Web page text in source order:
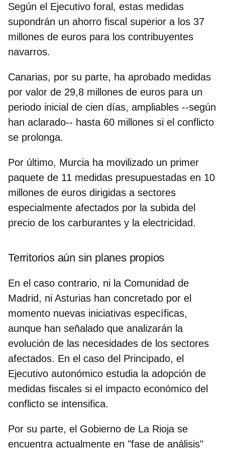
Según el Ejecutivo foral, estas medidas
supondrán un ahorro fiscal superior a los 37
millones de euros para los contribuyentes
navarros.
Canarias, por su parte, ha aprobado medidas
por valor de 29,8 millones de euros para un
periodo inicial de cien días, ampliables --según
han aclarado-- hasta 60 millones si el conflicto
se prolonga.
Por último, Murcia ha movilizado un primer
paquete de 11 medidas presupuestadas en 10
millones de euros dirigidas a sectores
especialmente afectados por la subida del
precio de los carburantes y la electricidad.
Territorios aún sin planes propios
En el caso contrario, ni la Comunidad de
Madrid, ni Asturias han concretado por el
momento nuevas iniciativas específicas,
aunque han señalado que analizarán la
evolución de las necesidades de los sectores
afectados. En el caso del Principado, el
Ejecutivo autonómico estudia la adopción de
medidas fiscales si el impacto económico del
conflicto se intensifica.
Por su parte, el Gobierno de La Rioja se
encuentra actualmente en "fase de análisis"